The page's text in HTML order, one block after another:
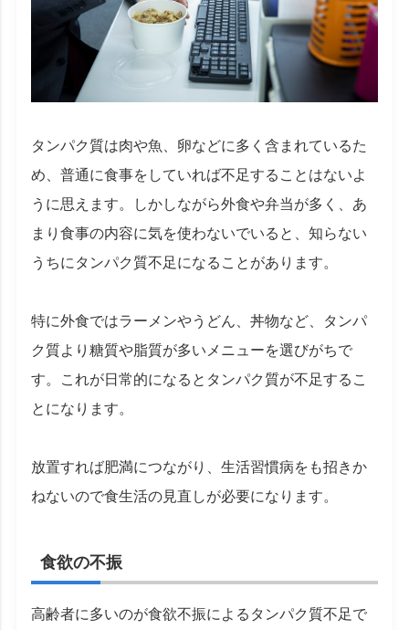
タンパク質は肉や魚、卵などに多く含まれているた
め、普通に食事をしていれば不足することはないよ
うに思えます。しかしながら外食や弁当が多く、あ
まり食事の内容に気を使わないでいると、知らない
うちにタンパク質不足になることがあります。
特に外食ではラーメンやうどん、丼物など、タンパ
ク質より糖質や脂質が多いメニューを選びがちで
す。これが日常的になるとタンパク質が不足するこ
とになります。
放置すれば肥満につながり、生活習慣病をも招きか
ねないので食生活の見直しが必要になります。
食欲の不振
高齢者に多いのが食欲不振によるタンパク質不足で